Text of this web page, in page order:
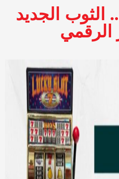
الثوب الجديد
الرقمي